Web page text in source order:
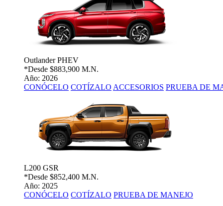
Outlander PHEV
*Desde $883,900 M.N.
Año: 2026
CONÓCELO COTÍZALO ACCESORIOS PRUEBA DE
L200 GSR
*Desde $852,400 M.N.
Año: 2025
CONÓCELO COTÍZALO PRUEBA DE MANEJO